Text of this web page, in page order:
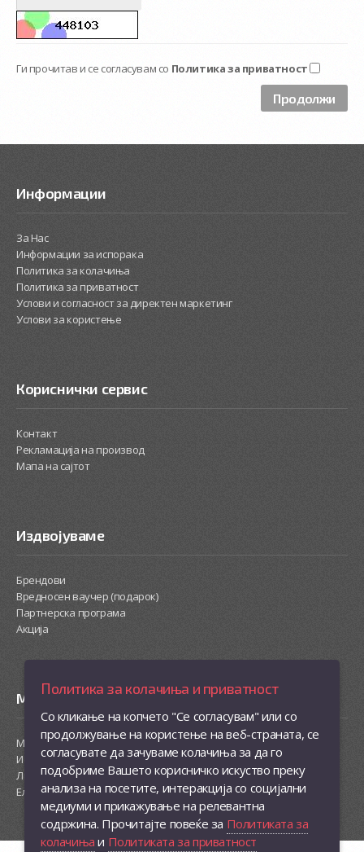
Ги прочитав и се согласувам со Политика за приватност
Информации
За Нас
Информации за испорака
Политика за колачиња
Политика за приватност
Услови и согласност за директен маркетинг
Услови за користење
Кориснички сервис
Контакт
Рекламација на производ
Мапа на сајтот
Издвојуваме
Брендови
Вредносен ваучер (подарок)
Партнерска програма
Акција
Моја сметка
Моја сметка
Историја на нарачки
Листа на желби
Електронски билтен
Политика за колачиња и приватност
Со кликање на копчето "Се согласувам" или со
продолжување на користење на веб-страната, се
согласувате да зачуваме колачиња за да го
подобриме Вашето корисничко искуство преку
анализа на посетите, интеракција со социјални
медиуми и прикажување на релевантна
содржина. Прочитајте повеќе за Политиката за
колачиња и Политиката за приватност